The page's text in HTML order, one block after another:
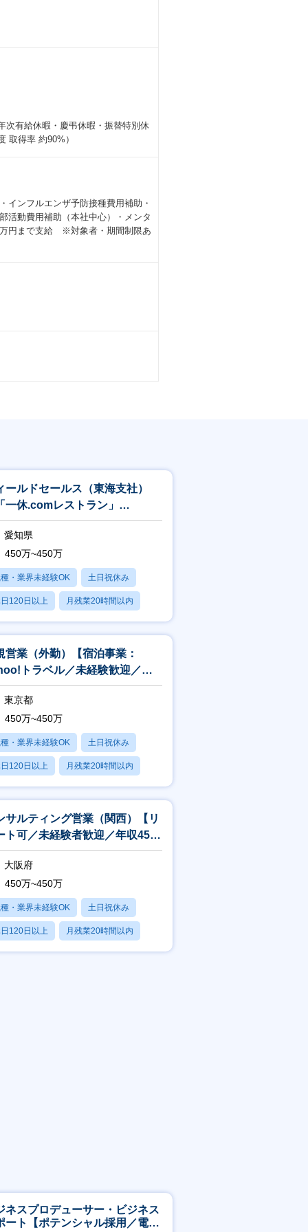
次有給休暇・慶弔休暇・振替特別休
取得率 約90%）
インフルエンザ予防接種費用補助・
動費用補助（本社中心）・メンタ
万円まで支給 ※対象者・期間制限あ
ールドセールス（東海支社）
一休.comレストラン」
グルメ」／週2リモート
愛知県
450万~450万
・業界未経験OK 土日祝休み
120日以上 月残業20時間以内
なし
営業（外勤）【宿泊事業：
トラベル／未経験歓迎／契
員／週2リモート】
東京都
450万~450万
・業界未経験OK 土日祝休み
120日以上 月残業20時間以内
なし
サルティング営業（関西）【リ
ト可／未経験者歓迎／年収450
一休.comレストラン】
大阪府
450万~450万
・業界未経験OK 土日祝休み
120日以上 月残業20時間以内
なし
ネスプロデューサー・ビジネス
ート【ポテンシャル採用／電